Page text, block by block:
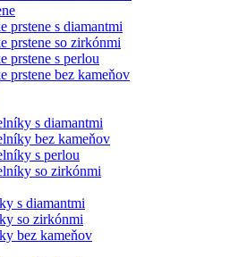
prstene s diamantmi
prstene so zirkónmi
prstene s perlou
prstene bez kameňov
s diamantmi
bez kameňov
s perlou
so zirkónmi
s diamantmi
so zirkónmi
bez kameňov